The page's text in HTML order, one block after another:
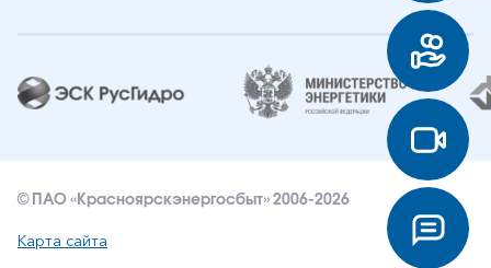
© ПАО «Красноярскэнергосбыт» 2006-2026
Карта сайта